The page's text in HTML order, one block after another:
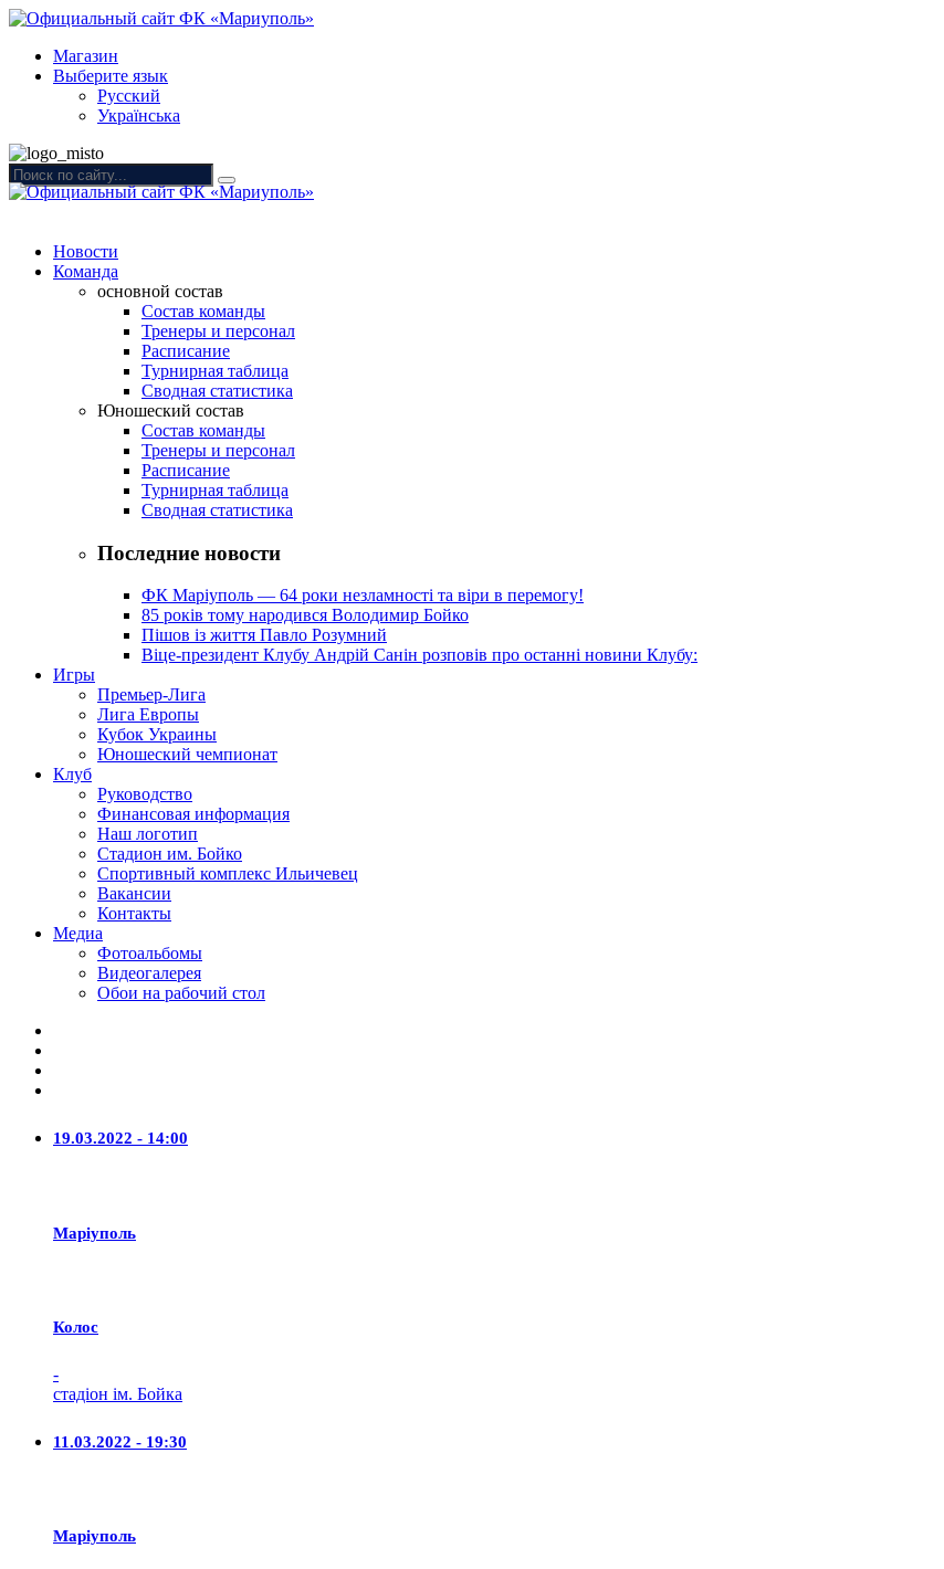
Магазин
Выберите язык
Русский
Українська
Новости
Команда
основной состав
Состав команды
Тренеры и персонал
Расписание
Турнирная таблица
Сводная статистика
Юношеский состав
Состав команды
Тренеры и персонал
Расписание
Турнирная таблица
Сводная статистика
Последние новости
ФК Маріуполь — 64 роки незламності та віри в перемогу!
85 років тому народився Володимир Бойко
Пішов із життя Павло Розумний
Віце-президент Клубу Андрій Санін розповів про останні новини Клубу:
Игры
Премьер-Лига
Лига Европы
Кубок Украины
Юношеский чемпионат
Клуб
Руководство
Финансовая информация
Наш логотип
Стадион им. Бойко
Спортивный комплекс Ильичевец
Вакансии
Контакты
Медиа
Фотоальбомы
Видеогалерея
Обои на рабочий стол
19.03.2022 - 14:00
Маріуполь
Колос
-
стадіон ім. Бойка
11.03.2022 - 19:30
Маріуполь